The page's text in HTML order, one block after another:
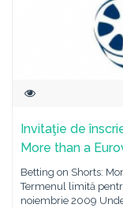
Invitaţie de
More than a
Betting on Shorts:
Termenul limită
noiembrie 2009